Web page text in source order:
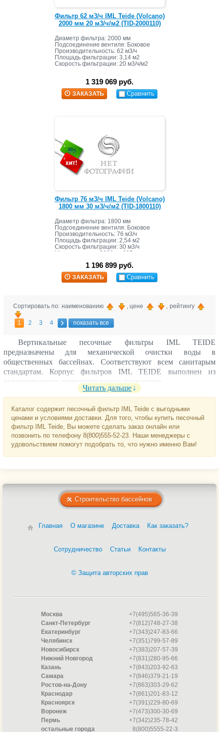
Фильтр 62 м3/ч IML Teide (Volcano)
2000 мм 20 м3/ч/м2 (TID-2000110)
Диаметр фильтра: 2000 мм
Подсоединение вентиля: Боковое
Производительность: 62 м3/ч
Площадь фильтрации: 3,14 м2
Скорость фильтрации: 20 м3/ч/м2
1 319 069 руб.
ЗАКАЗАТЬ Сравнить
Фильтр 76 м3/ч IML Teide (Volcano)
1800 мм 30 м3/ч/м2 (TID-1800110)
Диаметр фильтра: 1800 мм
Подсоединение вентиля: Боковое
Производительность: 76 м3/ч
Площадь фильтрации: 2,54 м2
Скорость фильтрации: 30 м3/ч
Масса засыпки: 3000 кг+695 кг
1 196 899 руб.
ЗАКАЗАТЬ Сравнить
Сортировать по: наименованию , цене , рейтингу
1 2 3 4 показать все
Вертикальные песочные фильтры IML TEIDE
предназначены для механической очистки воды в
общественных бассейнах. Соответствуют всем санитарым
стандартам. Корпус фильтров IML TEIDE выполнен из
высокопрочного ламинированного полиэстера.
Управление режимами работы производится с помощью
вентильной группы, которая в комплект поставки не входит.
Будьте внимательны! Песочную загрузку для фильтров
требуется приобретать отдельно.
Читать дальше
Каталог содержит песочный фильтр IML Teide с выгодными
ценами и условиями доставки. Для того, чтобы купить песочный
фильтр IML Teide, Вы можете сделать заказ онлайн или
позвонить по телефону 8(800)555-52-23. Наши менеджеры с
удовольствием помогут подобрать то, что нужно именно Вам!
Строительство бассейнов
Главная О магазине Доставка Как заказать?
Сотрудничество Статьи Контакты
© Защита авторских прав
Москва
+7(495)565-36-39
Санкт-Петербург
+7(812)748-27-38
Екатеринбург
+7(343)247-83-66
Челябинск
+7(351)799-57-89
Новосибирск
+7(383)207-57-39
Нижний Новгород
+7(831)280-95-66
Казань
+7(843)203-92-63
Самара
+7(846)379-21-19
Ростов-на-Дону
+7(863)303-29-62
Краснодар
+7(861)201-83-12
Красноярск
+7(391)229-80-69
Воронеж
+7(473)300-30-69
Пермь
+7(342)235-78-42
остальные города
8(800)5555-22-3